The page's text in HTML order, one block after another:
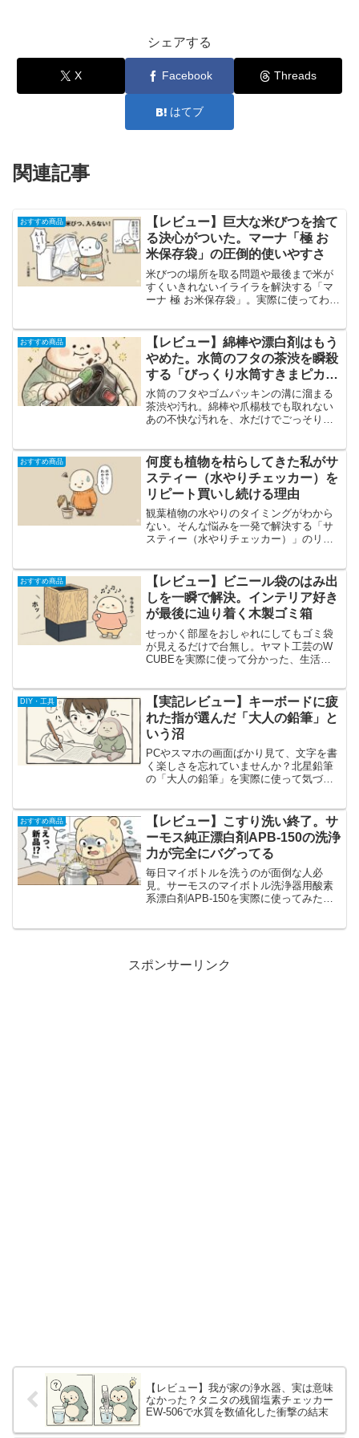
シェアする
X Facebook Threads
はてブ
関連記事
おすすめ商品
【レビュー】巨大な米びつを捨て
る決心がついた。マーナ「極 お
米保存袋」の圧倒的使いやすさ
米びつの場所を取る問題や最後まで米が
すくいきれないイライラを解決する「マ
ーナ 極 お米保存袋」。実際に使ってわか
ます。
おすすめ商品
【レビュー】綿棒や漂白剤はもう
やめた。水筒のフタの茶渋を瞬殺
する「びっくり水筒すきまピカピ
カ」
水筒のフタやゴムパッキンの溝に溜まる
茶渋や汚れ。綿棒や爪楊枝でも取れない
あの不快な汚れを、水だけでごっそり落
ー。実際のデメリットや最適な使い方も
正直に解説します。
おすすめ商品
何度も植物を枯らしてきた私がサ
スティー（水やりチェッカー）を
リピート買いし続ける理由
観葉植物の水やりのタイミングがわから
ない。そんな悩みを一発で解決する「サ
スティー（水やりチェッカー）」のリア
れるのか。実際に使ってわかったメリッ
トから、少し面倒なデメリットまで徹底
的に語ります。
おすすめ商品
【レビュー】ビニール袋のはみ出
しを一瞬で解決。インテリア好き
が最後に辿り着く木製ゴミ箱
せっかく部屋をおしゃれにしてもゴミ袋
が見えるだけで台無し。ヤマト工芸のW
CUBEを実際に使って分かった、生活感
DIY・工具
【実記レビュー】キーボードに疲
れた指が選んだ「大人の鉛筆」と
いう沼
PCやスマホの画面ばかり見て、文字を書
く楽しさを忘れていませんか？北星鉛筆
の「大人の鉛筆」を実際に使って気づい
大人のための極上筆記具のリアルな魅力
を語ります。
おすすめ商品
【レビュー】こすり洗い終了。サ
ーモス純正漂白剤APB-150の洗浄
力が完全にバグってる
毎日マイボトルを洗うのが面倒な人必
見。サーモスのマイボトル洗浄器用酸素
系漂白剤APB-150を実際に使ってみたら
スポンサーリンク
【レビュー】我が家の浄水器、実は意味
なかった？タニタの残留塩素チェッカー
EW-506で水質を数値化した衝撃の結末